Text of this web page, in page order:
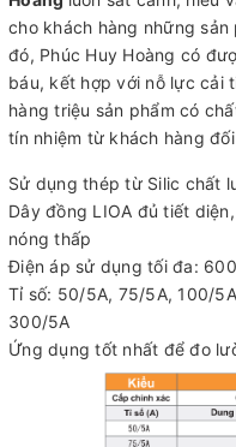
cho khách hàng những
đó, Phúc Huy Hoàng có
báu, kết hợp với nỗ lực cải
hàng triệu sản phẩm có
tín nhiệm từ khách hàng
Sử dụng thép từ Silic chất
Dây đồng LIOA đủ tiết
nóng thấp
Điện áp sử dụng tối đa:
Tỉ số: 50/5A, 75/5A, 100/
300/5A
Ứng dụng tốt nhất để đo